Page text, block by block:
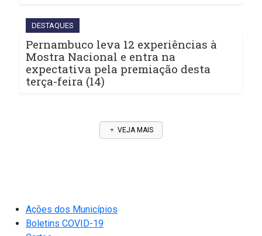
DESTAQUES
Pernambuco leva 12 experiências à
Mostra Nacional e entra na
expectativa pela premiação desta
terça-feira (14)
VEJA MAIS
Ações dos Municípios
Boletins COVID-19